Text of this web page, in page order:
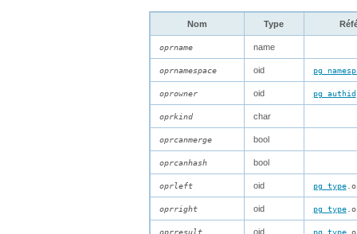
Nom Type
oprname name
oprnamespace oid
oprowner oid pg_authid
oprkind char
oprcanmerge bool
oprcanhash bool
oprleft oid pg_type
oprright oid pg_type
oid